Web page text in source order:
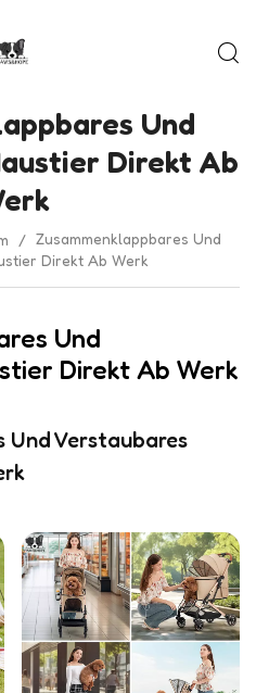
Und
Direkt Ab
/ Zusammenklappbares Und
Direkt Ab Werk
Und
Direkt Ab Werk
Und Verstaubares